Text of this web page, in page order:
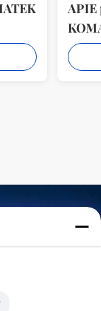
APIE
de alta